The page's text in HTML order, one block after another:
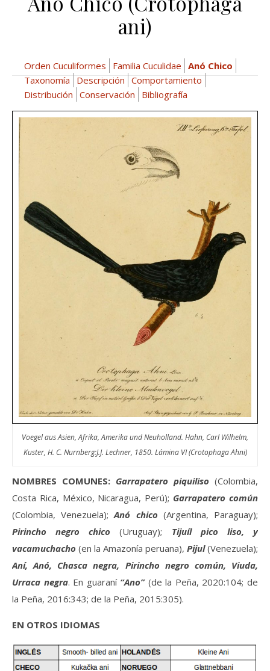
ani)
Orden Cuculiformes Familia Cuculidae Anó Chico
Taxonomía
Descripción Comportamiento
Distribución Conservación Bibliografía
Voegel aus Asien, Afrika, Amerika und Neuholland. Hahn, Carl Wilhelm,
Kuster, H. C. Nurnberg:J.J. Lechner, 1850. Lámina VI (Crotophaga Ahni)
NOMBRES COMUNES: Garrapatero piquiliso (Colombia,
Costa Rica, México, Nicaragua, Perú); Garrapatero común
(Colombia, Venezuela);Anó chico (Argentina, Paraguay);
Pirincho negro chico (Uruguay); Tijuíl pico liso, y
vacamuchacho (en la Amazonía peruana), Pijul(Venezuela);
Aní, Anó, Chasca negra, Pirincho negro común, Viuda,
Urraca negra. En guaraní “Ano”(de la Peña, 2020:104; de
la Peña, 2016:343; de la Peña, 2015:305).
EN OTROS IDIOMAS